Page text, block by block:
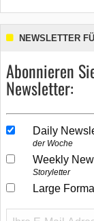
NEWSLETTER
Abonnieren
Newsletter:
Daily
der Woche
Weekly
Storyletter
Large